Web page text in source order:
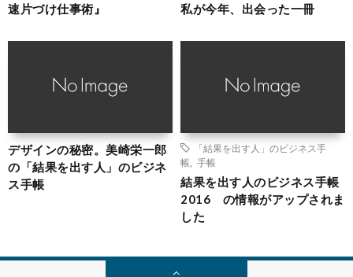
速片づけ仕事術』
私が今年、出会った一冊
デザインの秘密。美崎栄一郎
の「結果を出す人」のビジネ
ス手帳
「結果を出す人」のビジネス手
帳
手帳
結果を出す人のビジネス手帳
2016 の情報がアップされま
した